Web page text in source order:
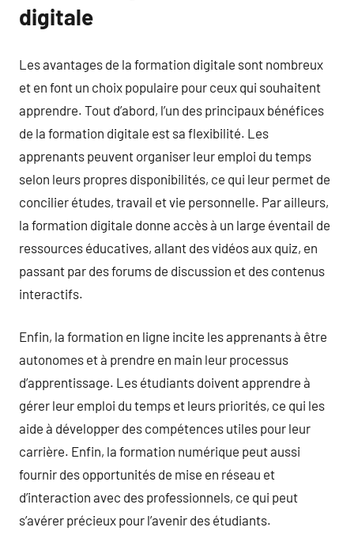
digitale
Les avantages de la formation digitale sont nombreux
et en font un choix populaire pour ceux qui souhaitent
apprendre. Tout d’abord, l’un des principaux bénéfices
de la formation digitale est sa flexibilité. Les
apprenants peuvent organiser leur emploi du temps
selon leurs propres disponibilités, ce qui leur permet de
concilier études, travail et vie personnelle. Par ailleurs,
la formation digitale donne accès à un large éventail de
ressources éducatives, allant des vidéos aux quiz, en
passant par des forums de discussion et des contenus
interactifs.
Enfin, la formation en ligne incite les apprenants à être
autonomes et à prendre en main leur processus
d’apprentissage. Les étudiants doivent apprendre à
gérer leur emploi du temps et leurs priorités, ce qui les
aide à développer des compétences utiles pour leur
carrière. Enfin, la formation numérique peut aussi
fournir des opportunités de mise en réseau et
d’interaction avec des professionnels, ce qui peut
s’avérer précieux pour l’avenir des étudiants.